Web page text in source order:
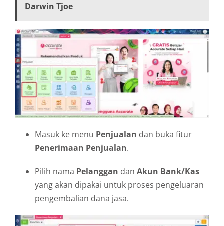
Darwin Tjoe
Masuk ke menu Penjualan dan buka fitur
Penerimaan Penjualan.
Pilih nama Pelanggan dan Akun Bank/Kas
yang akan dipakai untuk proses pengeluaran
pengembalian dana jasa.